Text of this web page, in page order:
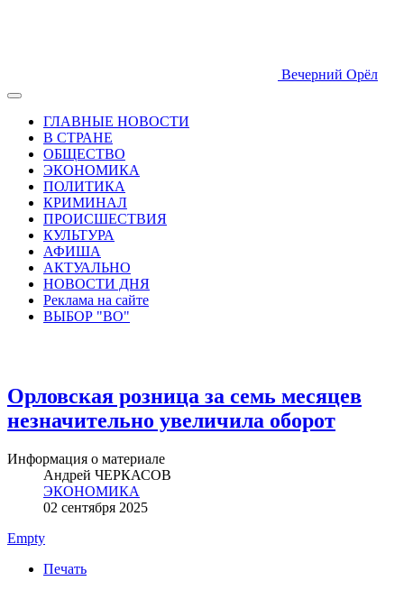
Вечерний Орёл
ГЛАВНЫЕ НОВОСТИ
В СТРАНЕ
ОБЩЕСТВО
ЭКОНОМИКА
ПОЛИТИКА
КРИМИНАЛ
ПРОИСШЕСТВИЯ
КУЛЬТУРА
АФИША
АКТУАЛЬНО
НОВОСТИ ДНЯ
Реклама на сайте
ВЫБОР "ВО"
Орловская розница за семь месяцев
незначительно увеличила оборот
Информация о материале
Андрей ЧЕРКАСОВ
ЭКОНОМИКА
02 сентября 2025
Empty
Печать